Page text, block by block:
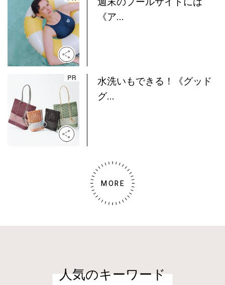
《ア...
水洗いもできる！《グッド
グ...
MORE
人気のキーワード